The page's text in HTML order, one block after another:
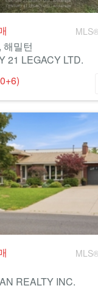
해밀턴
21 LEGACY LTD.
REALTY INC.